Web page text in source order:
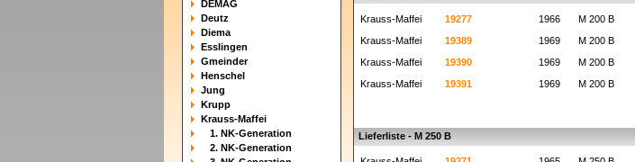
DEMAG
Deutz
Diema
Esslingen
Gmeinder
Henschel
Jung
Krupp
Krauss-Maffei
1. NK-Generation
2. NK-Generation
Krauss-Maffei 19277 1966 M 200 B
Krauss-Maffei
19389 1969 M 200 B
Krauss-Maffei
19390 1969 M 200 B
Krauss-Maffei
19391 1969 M 200 B
Lieferliste - M 250 B